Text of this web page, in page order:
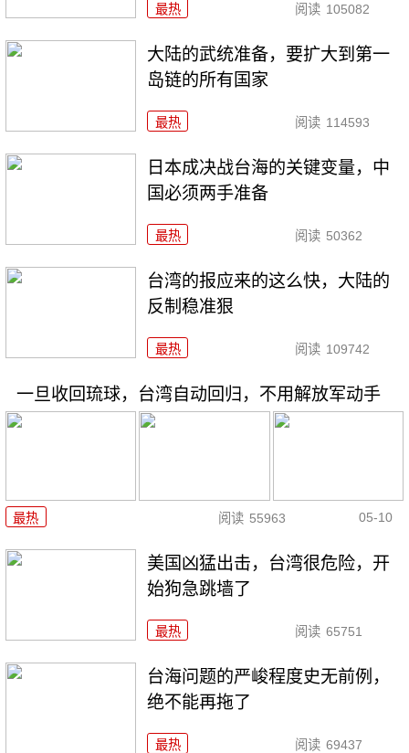
最热 阅读 105082
大陆的武统准备，要扩大到第一
岛链的所有国家
最热 阅读 114593
日本成决战台海的关键变量，中
国必须两手准备
最热 阅读 50362
台湾的报应来的这么快，大陆的
反制稳准狠
最热 阅读 109742
一旦收回琉球，台湾自动回归，不用解放军动手
最热 阅读 55963 05-10
美国凶猛出击，台湾很危险，开
始狗急跳墙了
最热 阅读 65751
台海问题的严峻程度史无前例，
绝不能再拖了
最热 阅读 69437